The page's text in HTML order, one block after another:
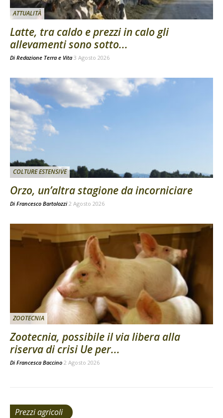
ATTUALITÀ
Latte, tra caldo e prezzi in calo gli
allevamenti sono sotto...
Di Redazione Terra e Vita 3 Agosto 2026
COLTURE ESTENSIVE
Orzo, un’altra stagione da incorniciare
Di Francesco Bartolozzi 2 Agosto 2026
ZOOTECNIA
Zootecnia, possibile il via libera alla
riserva di crisi Ue per...
Di Francesca Baccino 2 Agosto 2026
Prezzi agricoli